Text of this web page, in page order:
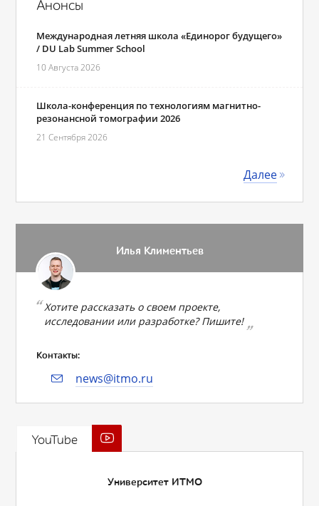
Анонсы
Международная летняя школа «Единорог будущего»
/ DU Lab Summer School
10 Августа 2026
Школа-конференция по технологиям магнитно-
резонансной томографии 2026
21 Сентября 2026
Далее
Илья Климентьев
Хотите рассказать о своем проекте,
исследовании или разработке? Пишите!
Контакты:
news@itmo.ru
YouTube
Университет ИТМО